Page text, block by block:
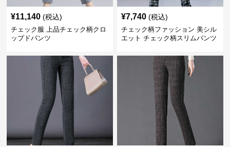
¥11,140 (税込)
チェック服 上品チェック柄クロ
ップドパンツ
¥7,740 (税込)
チェック柄ファッション 美シル
エット チェック柄スリムパンツ